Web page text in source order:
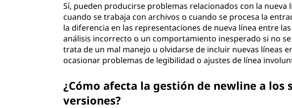
Sí, pueden producirse problemas relacionados con la
cuando se trabaja con archivos o cuando se procesa la
la diferencia en las representaciones de nueva línea entre
análisis incorrecto o un comportamiento inesperado si no
trata de un mal manejo u olvidarse de incluir nuevas líneas
ocasionar problemas de legibilidad o ajustes de línea
¿Cómo afecta la gestión de newline a los
versiones?